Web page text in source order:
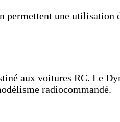
permettent une
aux voitures RC. Le
radiocommandé.